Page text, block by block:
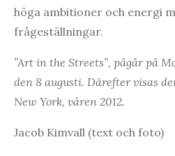
höga ambitioner och energi
frågeställningar.
”Art in the Streets”, pågår på
den 8 augusti. Därefter visas
New York, våren 2012.
Jacob Kimvall (text och foto)